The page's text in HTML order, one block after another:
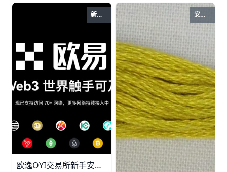
新手指引
欧逸OYI交易所新手安全设置全攻略！3分钟学会防盗指南 欧逸OYI交易所新手指引，教你快速注册KYC、设置2FA资金密码、交易白名单，解答充值提现失败、登录异常等常见问题。3步提升账户安全99.9%！
安全提示